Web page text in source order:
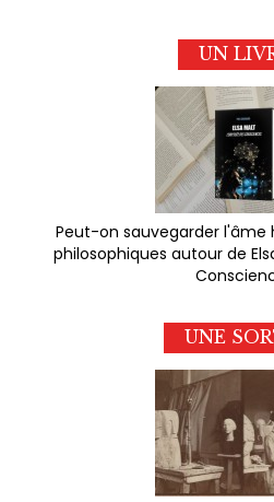
UN
Peut-on sauvegarder l'âme
philosophiques autour de
UNE